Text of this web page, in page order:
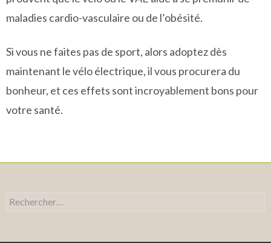
maladies cardio-vasculaire ou de l’obésité.
Si vous ne faites pas de sport, alors adoptez dès
maintenant le vélo électrique, il vous procurera du
bonheur, et ces effets sont incroyablement bons pour
votre santé.
Rechercher :